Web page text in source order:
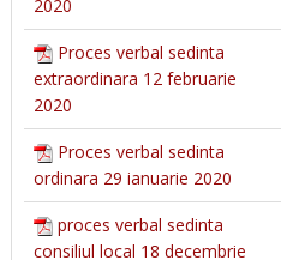
2020
Proces verbal sedinta
extraordinara 12 februarie
2020
Proces verbal sedinta
ordinara 29 ianuarie 2020
proces verbal sedinta
consiliul local 18 decembrie